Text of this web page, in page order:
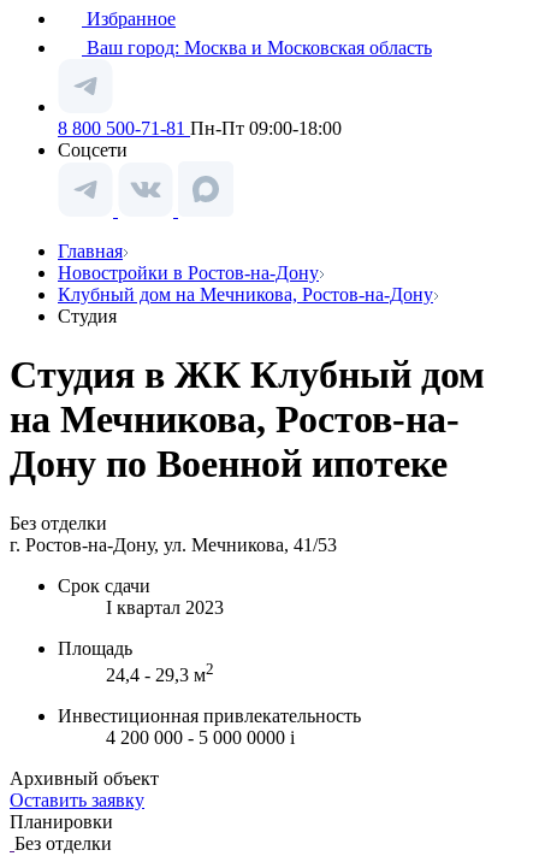
Избранное
Ваш город: Москва и Московская область
8 800 500-71-81 Пн-Пт 09:00-18:00
Соцсети
Главная
Новостройки в Ростов-на-Дону
Клубный дом на Мечникова, Ростов-на-Дону
Студия
Студия в ЖК Клубный дом
на Мечникова, Ростов-на-
Дону по Военной ипотеке
Без отделки
г. Ростов-на-Дону, ул. Мечникова, 41/53
Срок сдачи
I квартал 2023
Площадь
24,4 - 29,3 м2
Инвестиционная привлекательность
4 200 000 - 5 000 0000 i
Архивный объект
Оставить заявку
Планировки
Без отделки